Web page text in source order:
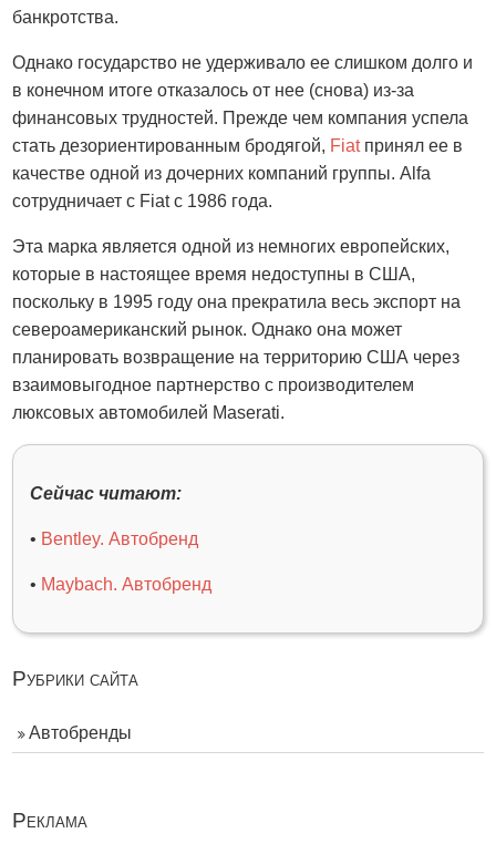
банкротства.
Однако государство не удерживало ее слишком долго и
в конечном итоге отказалось от нее (снова) из-за
финансовых трудностей. Прежде чем компания успела
стать дезориентированным бродягой, Fiatпринял ее в
качестве одной из дочерних компаний группы. Alfa
сотрудничает с Fiat с 1986 года.
Эта марка является одной из немногих европейских,
которые в настоящее время недоступны в США,
поскольку в 1995 году она прекратила весь экспорт на
североамериканский рынок. Однако она может
планировать возвращение на территорию США через
взаимовыгодное партнерство с производителем
люксовых автомобилей Maserati.
Сейчас читают:
• Bentley. Автобренд
• Maybach. Автобренд
Рубрики сайта
Автобренды
Реклама